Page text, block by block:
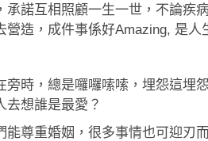
承諾互相照顧一生一世，不論疾
造，成件事係好Amazing, 是人
旁時，總是囉囉嗦嗦，埋怨這埋
去想誰是最愛？
能尊重婚姻，很多事情也可迎刃